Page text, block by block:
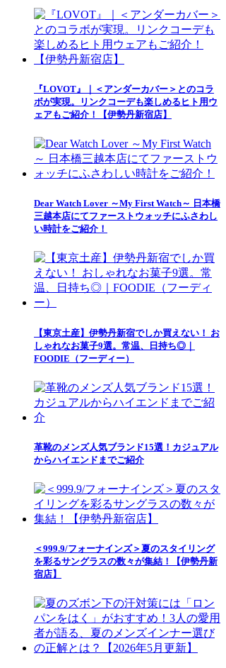
『LOVOT』｜＜アンダーカバー＞とのコラ
ボが実現。リンクコーデも楽しめるヒト用ウ
ェアもご紹介！【伊勢丹新宿店】
Dear Watch Lover ～My First Watch～ 日本橋
三越本店にてファーストウォッチにふさわし
い時計をご紹介！
【東京土産】伊勢丹新宿でしか買えない！ お
しゃれなお菓子9選。常温、日持ち◎｜
FOODIE（フーディー）
革靴のメンズ人気ブランド15選！カジュアル
からハイエンドまでご紹介
＜999.9/フォーナインズ＞夏のスタイリング
を彩るサングラスの数々が集結！【伊勢丹新
宿店】